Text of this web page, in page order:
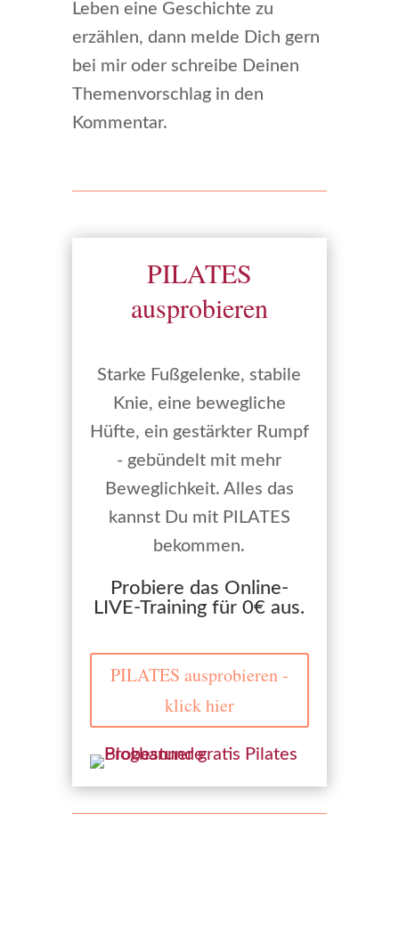
Leben eine Geschichte zu
erzählen, dann melde Dich gern
bei mir oder schreibe Deinen
Themenvorschlag in den
Kommentar.
PILATES
ausprobieren
Starke Fußgelenke, stabile
Knie, eine bewegliche
Hüfte, ein gestärkter Rumpf
- gebündelt mit mehr
Beweglichkeit. Alles das
kannst Du mit PILATES
bekommen.
Probiere das Online-
LIVE-Training für 0€ aus.
PILATES ausprobieren -
klick hier